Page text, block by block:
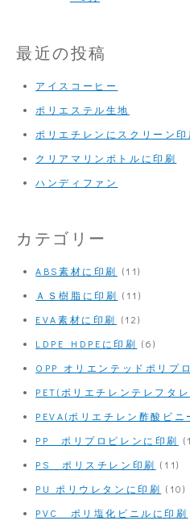
最近の投稿
アイスコーヒー
ポリエステル生地
ポリエチレンにスクリーン印
クリアマリンボトルに印刷
ハンディファン
カテゴリー
ABS素材に印刷 (11)
ＡＳ樹脂に印刷 (11)
EVA素材に印刷 (12)
LDPE HDPEに印刷 (6)
OPP オリエンテッドポリプ
PET(ポリエチレンテレフタ
PEVA(ポリエチレン酢酸ビニ
PP ポリプロピレンに印刷
PS ポリスチレン印刷 (11)
PU ポリウレタンに印刷 (10)
PVC ポリ塩化ビニルに印刷